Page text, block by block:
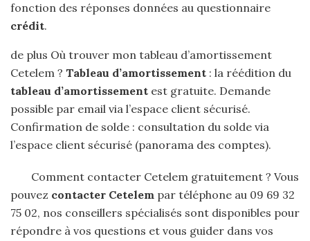
fonction des réponses données au questionnaire
crédit.
de plus Où trouver mon tableau d’amortissement
Cetelem ? Tableau d’amortissement : la réédition du
tableau d’amortissement est gratuite. Demande
possible par email via l’espace client sécurisé.
Confirmation de solde : consultation du solde via
l’espace client sécurisé (panorama des comptes).
Comment contacter Cetelem gratuitement ? Vous
pouvez contacter Cetelem par téléphone au 09 69 32
75 02, nos conseillers spécialisés sont disponibles pour
répondre à vos questions et vous guider dans vos